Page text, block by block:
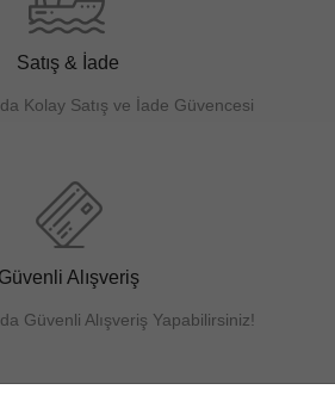
Satış & İade
Kolay Satış ve İade Güvencesi
Güvenli Alışveriş
Güvenli Alışveriş Yapabilirsiniz!